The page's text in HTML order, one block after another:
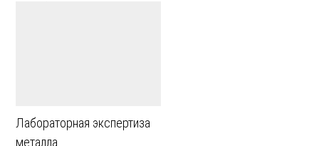
Лабораторная экспертиза
металла